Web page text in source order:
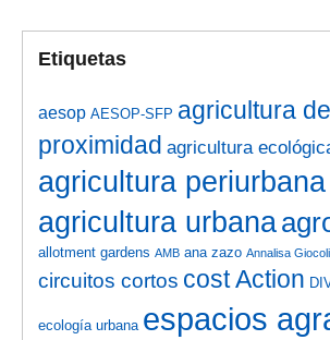
Etiquetas
aesop AESOP-SFP agricultura de
proximidad agricultura
agricultura periurbana
agricultura urbana
allotment gardens AMB ana zazo Annalisa Giocoli
circuitos cortos cost Action
ecología urbana espacios